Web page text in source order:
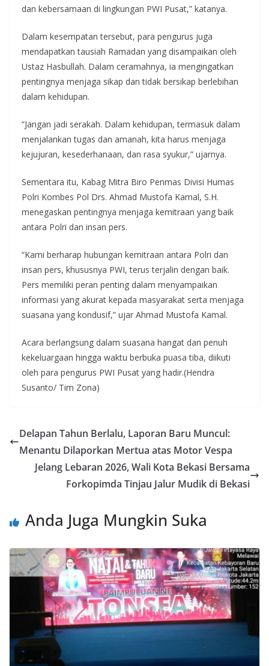
dan kebersamaan di lingkungan PWI Pusat,” katanya.
Dalam kesempatan tersebut, para pengurus juga
mendapatkan tausiah Ramadan yang disampaikan oleh
Ustaz Hasbullah. Dalam ceramahnya, ia mengingatkan
pentingnya menjaga sikap dan tidak bersikap berlebihan
dalam kehidupan.
“Jangan jadi serakah. Dalam kehidupan, termasuk dalam
menjalankan tugas dan amanah, kita harus menjaga
kejujuran, kesederhanaan, dan rasa syukur,” ujarnya.
Sementara itu, Kabag Mitra Biro Penmas Divisi Humas
Polri Kombes Pol Drs. Ahmad Mustofa Kamal, S.H.
menegaskan pentingnya menjaga kemitraan yang baik
antara Polri dan insan pers.
“Kami berharap hubungan kemitraan antara Polri dan
insan pers, khususnya PWI, terus terjalin dengan baik.
Pers memiliki peran penting dalam menyampaikan
informasi yang akurat kepada masyarakat serta menjaga
suasana yang kondusif,” ujar Ahmad Mustofa Kamal.
Acara berlangsung dalam suasana hangat dan penuh
kekeluargaan hingga waktu berbuka puasa tiba, diikuti
oleh para pengurus PWI Pusat yang hadir.(Hendra
Susanto/ Tim Zona)
Delapan Tahun Berlalu, Laporan Baru Muncul:
Menantu Dilaporkan Mertua atas Motor Vespa
Jelang Lebaran 2026, Wali Kota Bekasi Bersama
Forkopimda Tinjau Jalur Mudik di Bekasi
Anda Juga Mungkin Suka